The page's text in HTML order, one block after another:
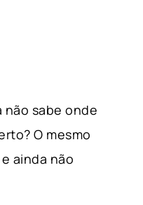
sabe onde
O mesmo
ainda não